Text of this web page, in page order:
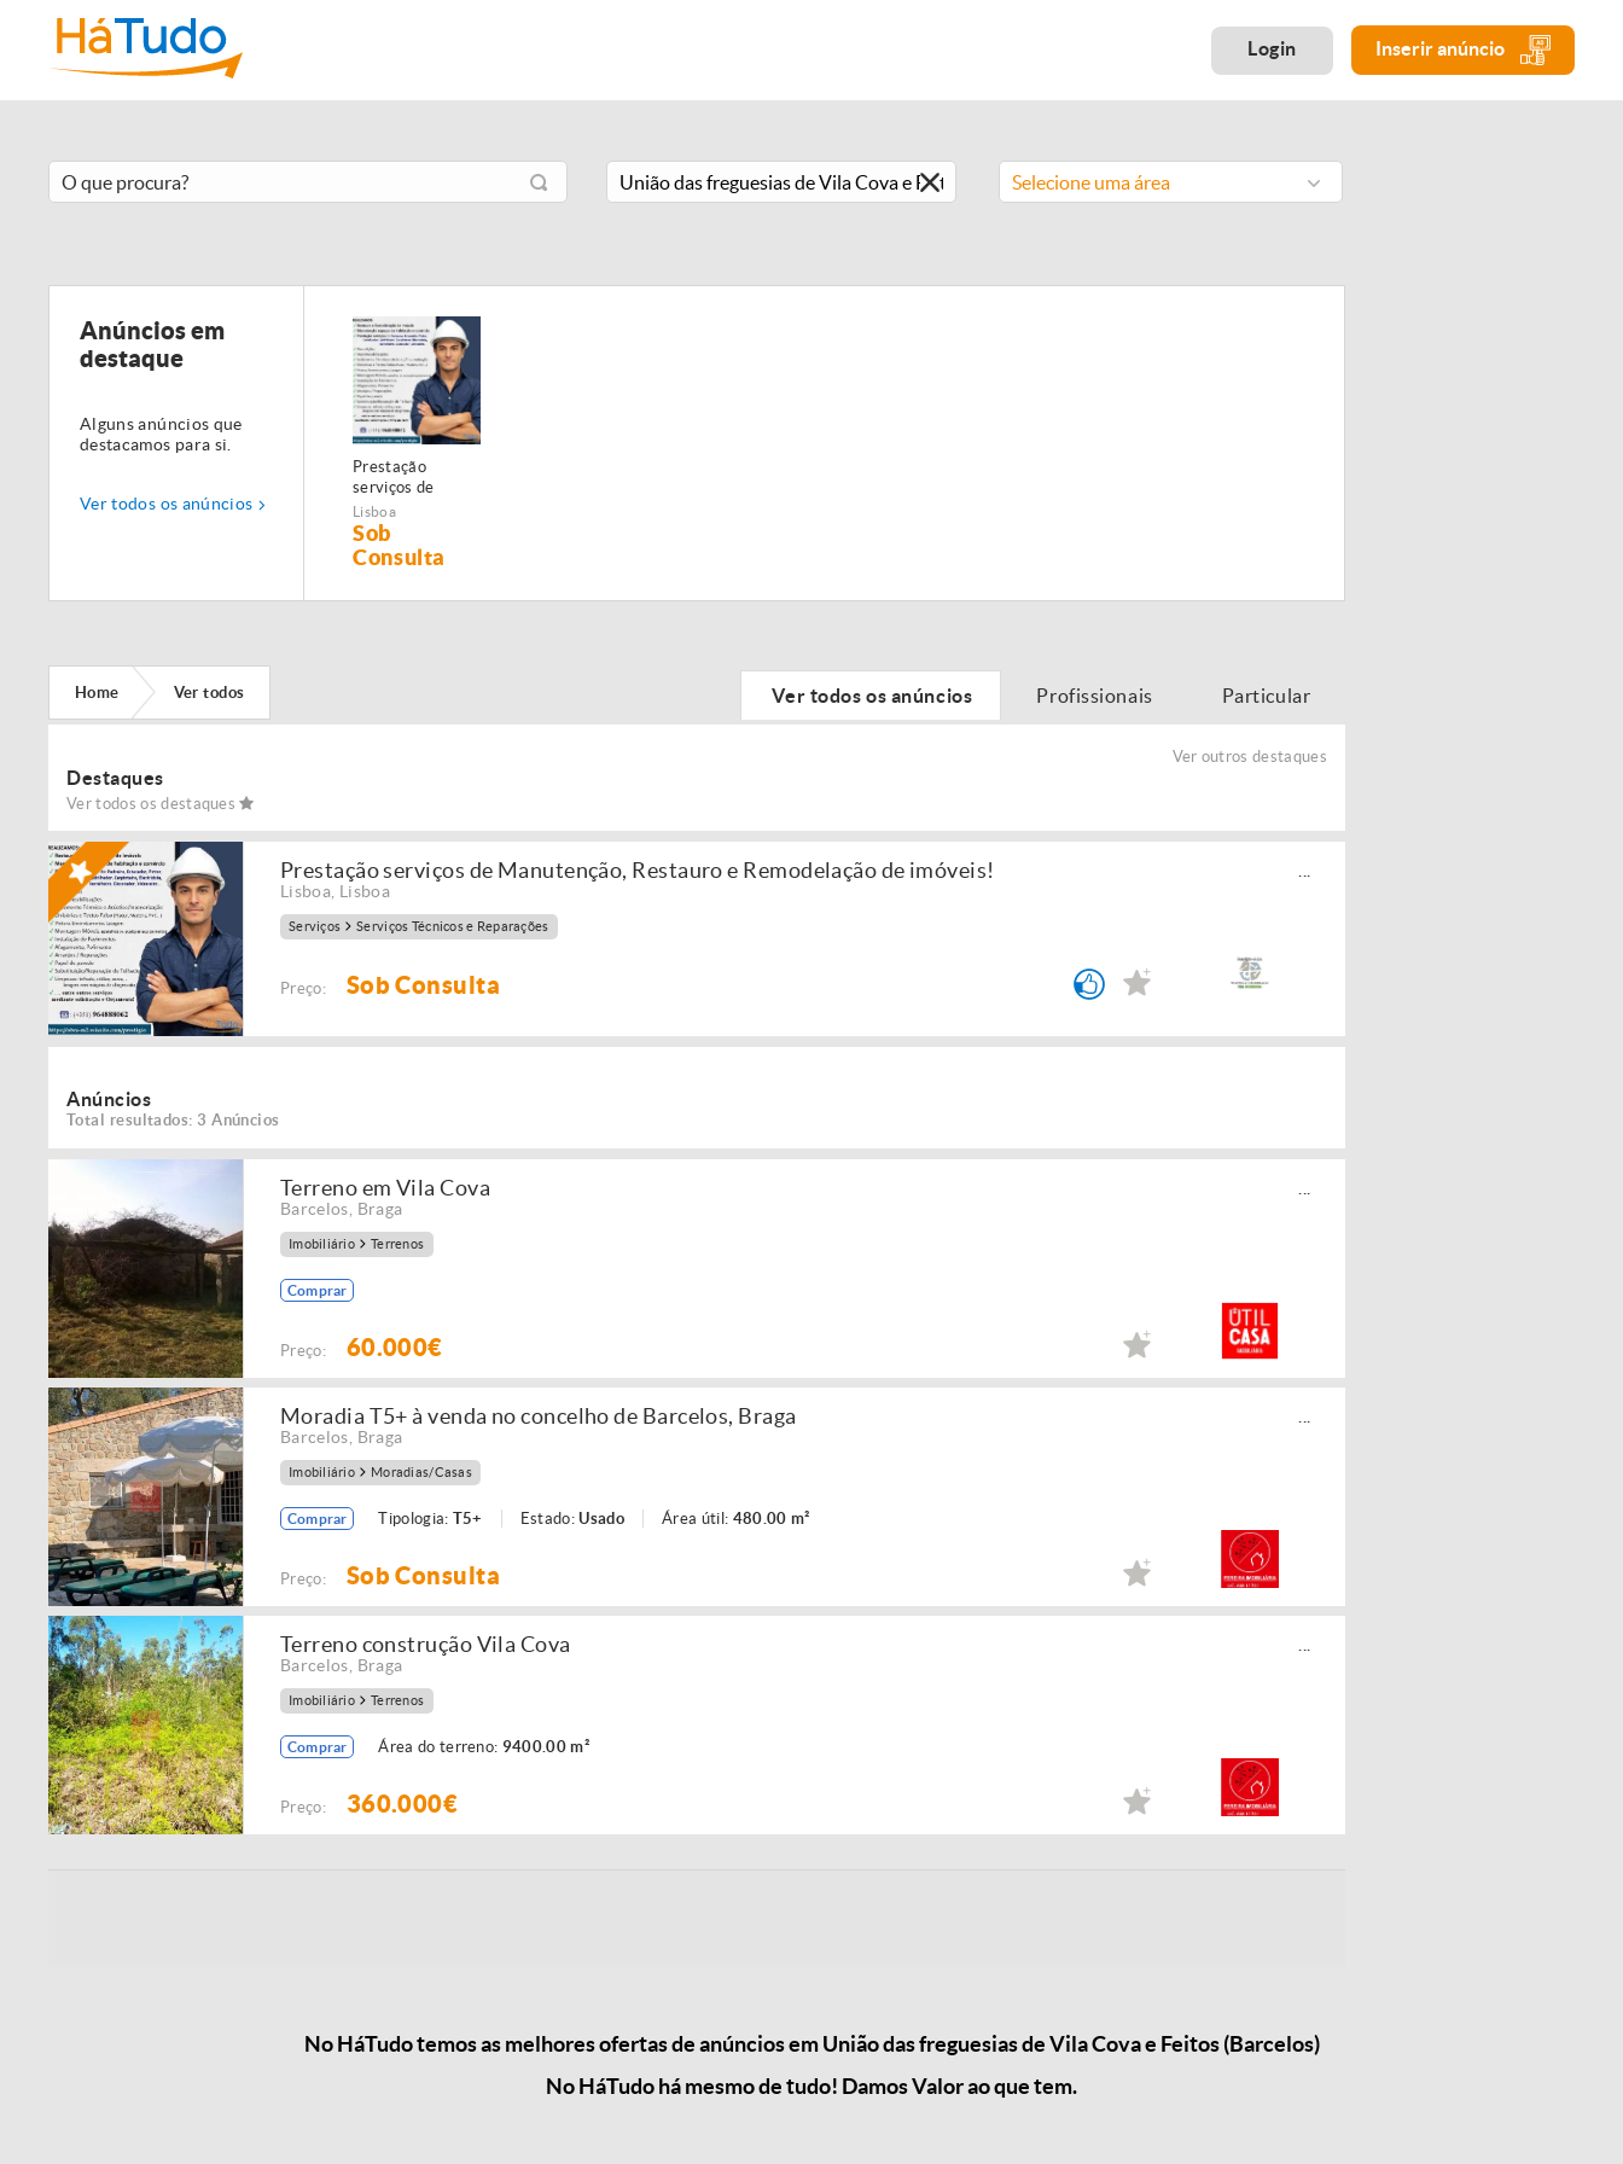
Login Inserir anúncio
Selecione uma área
Anúncios em
destaque
Alguns anúncios que
destacamos para si.
Ver todos os anúncios
Prestação
serviços de
Manutenção,
Restauro e
Remodelação de
imóveis!
Lisboa
Sob
Consulta
Home Ver todos Ver todos os anúncios Profissionais Particular
Ver outros destaques
Destaques
Ver todos os destaques
Prestação serviços de Manutenção, Restauro e Remodelação de imóveis!
Lisboa Lisboa
Serviços Serviços Técnicos e Reparações
Preço: Sob Consulta
Anúncios
Total resultados: 3 Anúncios
Terreno em Vila Cova
Barcelos Braga
Imobiliário Terrenos
Comprar
Preço: 60.000€
Moradia T5+ à venda no concelho de Barcelos, Braga
Barcelos Braga
Imobiliário Moradias/Casas
Comprar Tipologia: T5+ Estado:Usado Área útil: 480.00 m²
Preço: Sob Consulta
Terreno construção Vila Cova
Barcelos Braga
Imobiliário Terrenos
Comprar Área do terreno: 9400.00 m²
Preço: 360.000€
No HáTudo temos as melhores ofertas de anúncios em União das freguesias de Vila Cova e Feitos (Barcelos)
No HáTudo há mesmo de tudo! Damos Valor ao que tem.